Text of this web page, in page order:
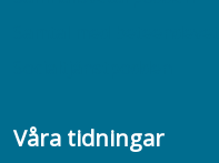
Våra tidningar